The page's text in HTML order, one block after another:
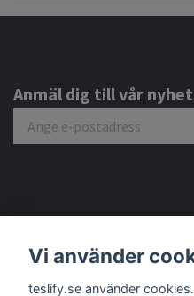
Anmäl dig till vår
Vi använder
teslify.se använder